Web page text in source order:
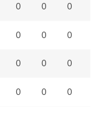
0 0 0
0 0 0
0 0 0
0 0 0